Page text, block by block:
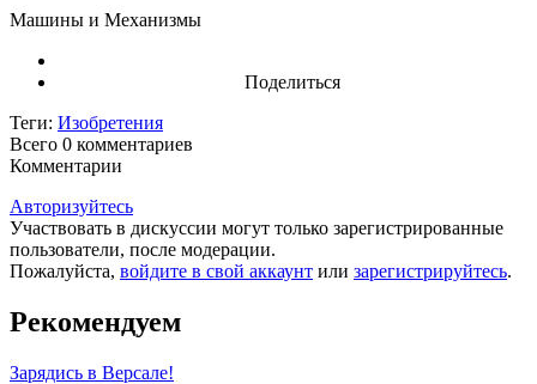
Машины и Механизмы
Поделиться
Теги: Изобретения
Всего 0 комментариев
Комментарии
Авторизуйтесь
Участвовать в дискуссии могут только зарегистрированные
пользователи, после модерации.
Пожалуйста, войдите в свой аккаунт или зарегистрируйтесь.
Рекомендуем
Зарядись в Версале!